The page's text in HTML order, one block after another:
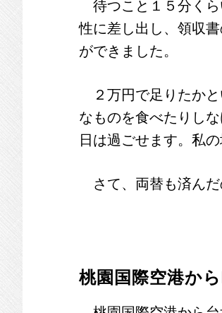
待つこと１５分くら
性に差し出し、領収
ができました。
２万円で足りたかと
なものを食べたりし
日は過ごせます。私
さて、両替も済んだ
桃園国際空港か